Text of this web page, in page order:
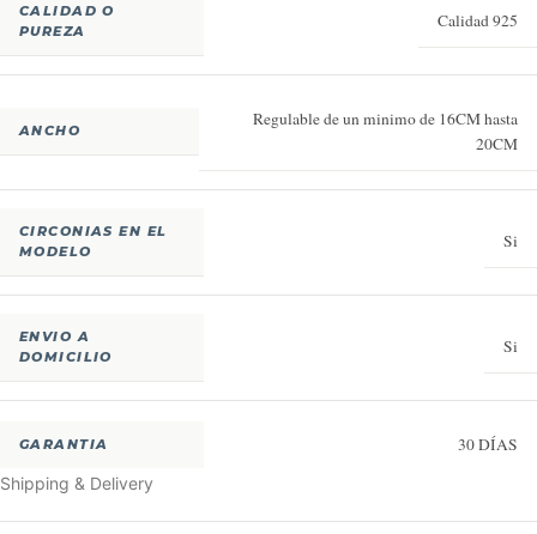
CALIDAD O
PUREZA
Calidad 925
ANCHO
Regulable de un minimo de 16CM hasta
20CM
CIRCONIAS EN EL
MODELO
Si
ENVIO A
DOMICILIO
Si
GARANTIA 30 DÍAS
Shipping & Delivery